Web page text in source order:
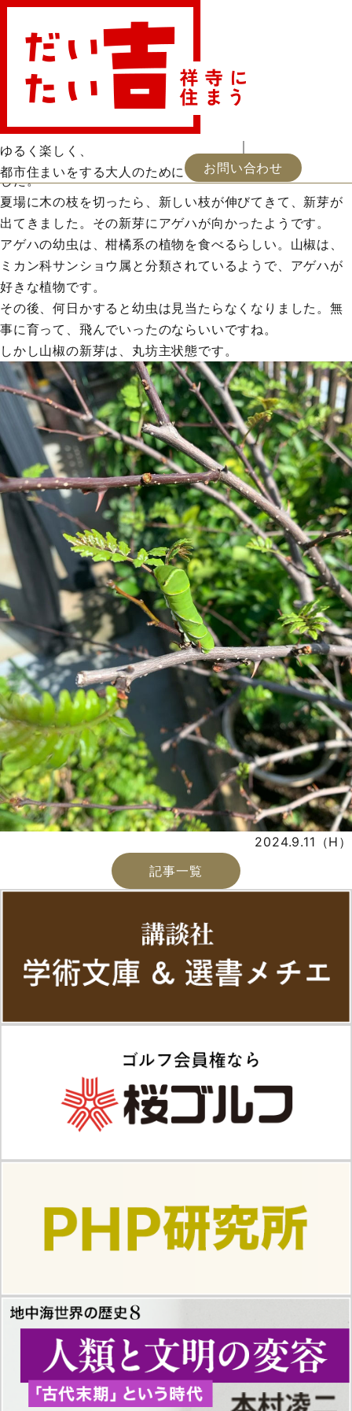
ゆるく楽しく、
都市住まいをする大人のために
お問い合わせ
三浦しをん「なにごとも腹八分目」
会員登録
お知らせ福井憲彦「パサージュを行くように」
屋上ガーデニング出逢い地中海史の遺構
お問い合わせ
9月上旬のこと、山椒の木にアゲハチョウの幼虫を見つけま
した。
夏場に木の枝を切ったら、新しい枝が伸びてきて、新芽が
出てきました。その新芽にアゲハが向かったようです。
アゲハの幼虫は、柑橘系の植物を食べるらしい。山椒は、
ミカン科サンショウ属と分類されているようで、アゲハが
好きな植物です。
その後、何日かすると幼虫は見当たらなくなりました。無
事に育って、飛んでいったのならいいですね。
しかし山椒の新芽は、丸坊主状態です。
2024.9.11（H）
記事一覧